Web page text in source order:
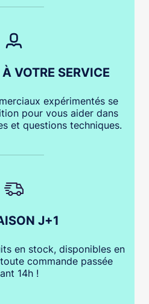
VOTRE SERVICE
expérimentés se
pour vous aider dans
et questions techniques.
J+1
en stock, disponibles en
commande passée
14h !